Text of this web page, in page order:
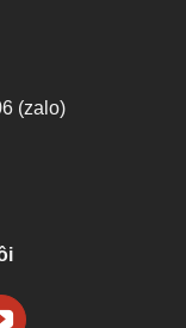
(zalo)